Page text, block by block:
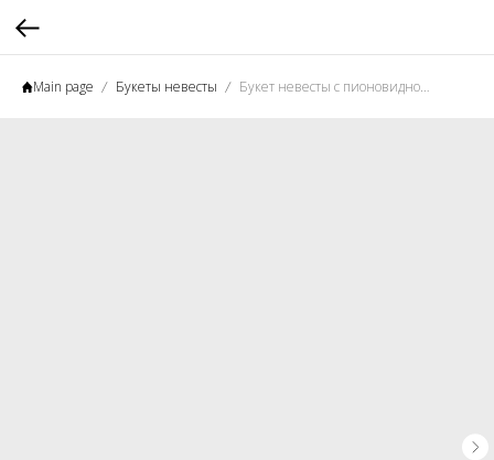
Main page Букеты невесты Букет невесты с пионовидной розой и эустомой №10